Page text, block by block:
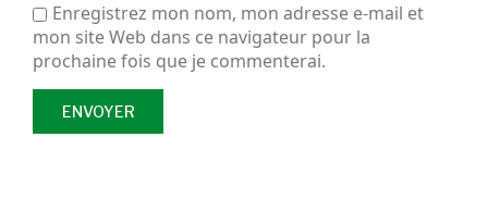
Enregistrez mon nom, mon adresse e-mail et
mon site Web dans ce navigateur pour la
prochaine fois que je commenterai.